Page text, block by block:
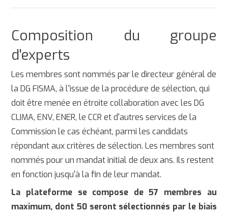
Composition du groupe
d'experts
Les membres sont nommés par le directeur général de
la DG FISMA, à l'issue de la procédure de sélection, qui
doit être menée en étroite collaboration avec les DG
CLIMA, ENV, ENER, le CCR et d'autres services de la
Commission le cas échéant, parmi les candidats
répondant aux critères de sélection. Les membres sont
nommés pour un mandat initial de deux ans. Ils restent
en fonction jusqu'à la fin de leur mandat.
La plateforme se compose de 57 membres au
maximum, dont 50 seront sélectionnés par le biais